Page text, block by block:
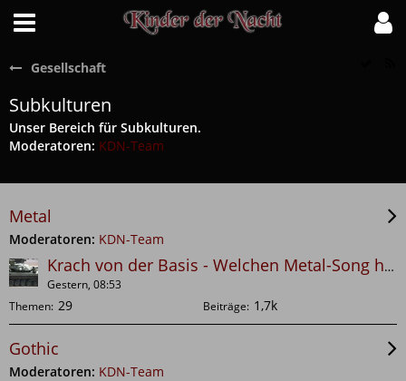
Gesellschaft
Subkulturen
Unser Bereich für Subkulturen.
Moderatoren: KDN-Team
Metal
Moderatoren: KDN-Team
Krach von der Basis - Welchen Metal-Song hört Ihr gerade?
Gestern, 08:53
Gothic
Moderatoren: KDN-Team